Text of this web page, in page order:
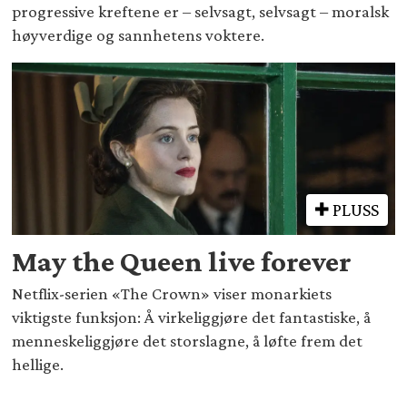
progressive kreftene er – selvsagt, selvsagt – moralsk
høyverdige og sannhetens voktere.
PLUSS
May the Queen live forever
Netflix-serien «The Crown» viser monarkiets
viktigste funksjon: Å virkeliggjøre det fantastiske, å
menneskeliggjøre det storslagne, å løfte frem det
hellige.